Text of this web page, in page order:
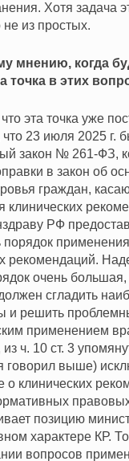
Хотя задача
не из простых.
мнению, когда
точка в этих
эта точка уже
23 июля 2025 г.
закон № 261-ФЗ,
в закон об
граждан,
клинических
РФ
порядок применения
рекомендаций.
очень большая,
сгладить
и решить
применением
ч. 10 ст. 3
говорил выше)
о клинических
позицию
характере КР. То
вопросов